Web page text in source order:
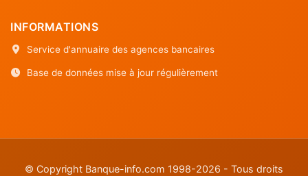
INFORMATIONS
Service d'annuaire des agences bancaires
Base de données mise à jour régulièrement
© Copyright Banque-info.com 1998-2026 - Tous droits